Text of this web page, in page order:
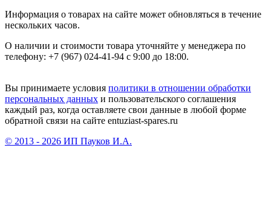
Информация о товарах на сайте может обновляться в течение
нескольких часов.
О наличии и стоимости товара уточняйте у менеджера по
телефону: +7 (967) 024-41-94 с 9:00 до 18:00.
Вы принимаете условия политики в отношении обработки
персональных данных и пользовательского соглашения
каждый раз, когда оставляете свои данные в любой форме
обратной связи на сайте entuziast-spares.ru
© 2013 - 2026 ИП Пауков И.А.